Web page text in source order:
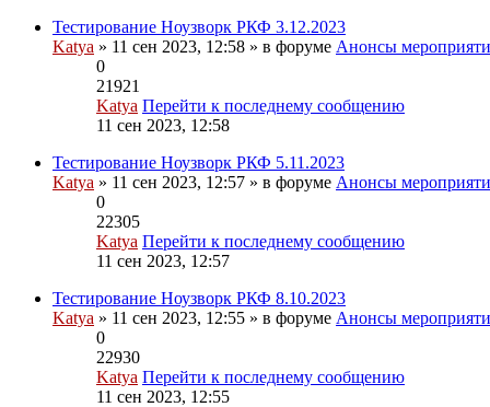
Тестирование Ноузворк РКФ 3.12.2023
Katya » 11 сен 2023, 12:58 » в форуме Анонсы
0
21921
Katya Перейти к последнему сообщению
11 сен 2023, 12:58
Тестирование Ноузворк РКФ 5.11.2023
Katya » 11 сен 2023, 12:57 » в форуме Анонсы
0
22305
Katya Перейти к последнему сообщению
11 сен 2023, 12:57
Тестирование Ноузворк РКФ 8.10.2023
Katya » 11 сен 2023, 12:55 » в форуме Анонсы
0
22930
Katya Перейти к последнему сообщению
11 сен 2023, 12:55